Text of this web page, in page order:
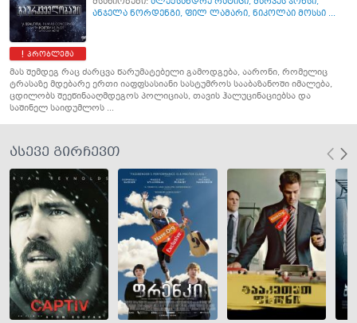
პრობლემა
ანჯელა ნორდენგი, ფილ ლამარი, ნიკოლაი მოსსი ...
მას შემდეგ რაც ძარცვა წარუმატებელი გამოდგება, აარონი, რომელიც
ტრასაზე მდებარე ერთი იაფფსასიანი სასტუმროს სააბაზანოში იმალება,
ცდილობს შეეწინააღმდეგოს პოლიციას, თავის ჰალუცინაციებსა და
საშინელ საიდუმლოს ...
ასევე გირჩევთ